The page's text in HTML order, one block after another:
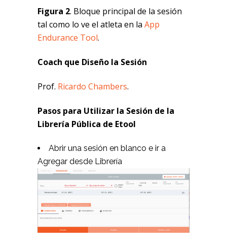
Figura 2. Bloque principal de la sesión
tal como lo ve el atleta en la App
Endurance Tool.
Coach que Diseño la Sesión
Prof. Ricardo Chambers.
Pasos para Utilizar la Sesión de la
Librería Pública de Etool
Abrir una sesión en blanco e ir a
Agregar desde Librería